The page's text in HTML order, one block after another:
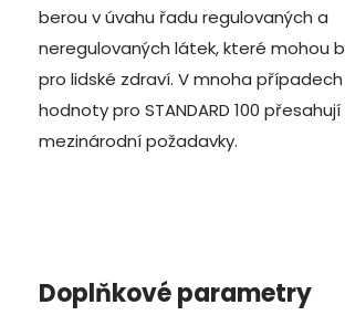
berou v úvahu řadu regulovaných a
neregulovaných látek, které mohou
pro lidské zdraví. V mnoha
hodnoty pro STANDARD 100
mezinárodní požadavky.
Doplňkové parametry